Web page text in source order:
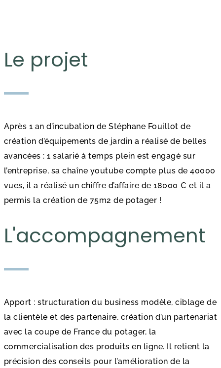
Le projet
Après 1 an d’incubation de Stéphane Fouillot de
création d’équipements de jardin a réalisé de belles
avancées : 1 salarié à temps plein est engagé sur
l’entreprise, sa chaîne youtube compte plus de 40000
vues, il a réalisé un chiffre d’affaire de 18000 € et il a
permis la création de 75m2 de potager !
L'accompagnement
Apport : structuration du business modèle, ciblage de
la clientèle et des partenaire, création d’un partenariat
avec la coupe de France du potager, la
commercialisation des produits en ligne. Il retient la
précision des conseils pour l’amélioration de la